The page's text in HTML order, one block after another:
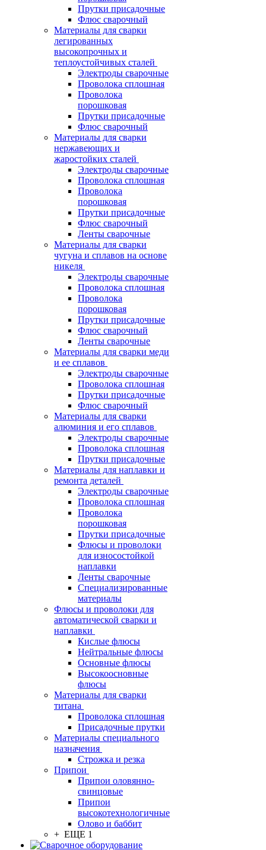
Прутки присадочные
Флюс сварочный
Материалы для сварки
легированных
высокопрочных и
теплоустойчивых сталей
Электроды сварочные
Проволока сплошная
Проволока
порошковая
Прутки присадочные
Флюс сварочный
Материалы для сварки
нержавеющих и
жаростойких сталей
Электроды сварочные
Проволока сплошная
Проволока
порошковая
Прутки присадочные
Флюс сварочный
Ленты сварочные
Материалы для сварки
чугуна и сплавов на основе
никеля
Электроды сварочные
Проволока сплошная
Проволока
порошковая
Прутки присадочные
Флюс сварочный
Ленты сварочные
Материалы для сварки меди
и ее сплавов
Электроды сварочные
Проволока сплошная
Прутки присадочные
Флюс сварочный
Материалы для сварки
алюминия и его сплавов
Электроды сварочные
Проволока сплошная
Прутки присадочные
Материалы для наплавки и
ремонта деталей
Электроды сварочные
Проволока сплошная
Проволока
порошковая
Прутки присадочные
Флюсы и проволоки
для износостойкой
наплавки
Ленты сварочные
Специализированные
материалы
Флюсы и проволоки для
автоматической сварки и
наплавки
Кислые флюсы
Нейтральные флюсы
Основные флюсы
Высокоосновные
флюсы
Материалы для сварки
титана
Проволока сплошная
Присадочные прутки
Материалы специального
назначения
Строжка и резка
Припои
Припои оловянно-
свинцовые
Припои
высокотехнологичные
Олово и баббит
+ ЕЩЕ 1